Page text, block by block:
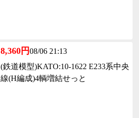
8,360円08/06 21:13
(鉄道模型)KATO:10-1622 E233系中央
線(H編成)4輌増結せっと